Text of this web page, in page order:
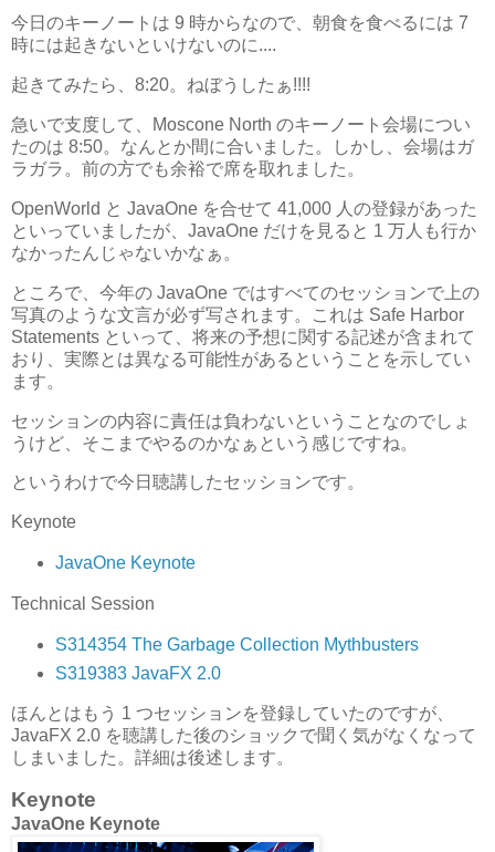
今日のキーノートは 9 時からなので、朝食を食べるには 7
時には起きないといけないのに....
起きてみたら、8:20。ねぼうしたぁ!!!!
急いで支度して、Moscone North のキーノート会場につい
たのは 8:50。なんとか間に合いました。しかし、会場はガ
ラガラ。前の方でも余裕で席を取れました。
OpenWorld と JavaOne を合せて 41,000 人の登録があった
といっていましたが、JavaOne だけを見ると 1 万人も行か
なかったんじゃないかなぁ。
ところで、今年の JavaOne ではすべてのセッションで上の
写真のような文言が必ず写されます。これは Safe Harbor
Statements といって、将来の予想に関する記述が含まれて
おり、実際とは異なる可能性があるということを示してい
ます。
セッションの内容に責任は負わないということなのでしょ
うけど、そこまでやるのかなぁという感じですね。
というわけで今日聴講したセッションです。
Keynote
JavaOne Keynote
Technical Session
S314354 The Garbage Collection Mythbusters
S319383 JavaFX 2.0
ほんとはもう 1 つセッションを登録していたのですが、
JavaFX 2.0 を聴講した後のショックで聞く気がなくなって
しまいました。詳細は後述します。
Keynote
JavaOne Keynote